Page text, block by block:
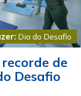
Dia do Desafio
de
Desafio